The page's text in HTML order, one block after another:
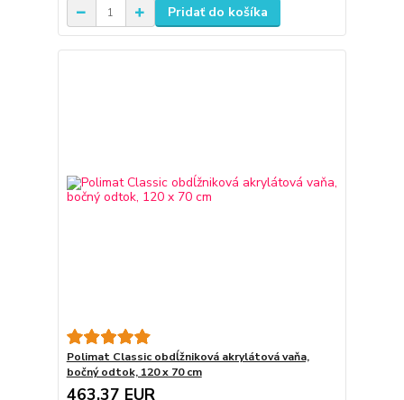
Pridať do košíka
Polimat Classic obdĺžniková akrylátová vaňa,
bočný odtok, 120 x 70 cm
463,37 EUR